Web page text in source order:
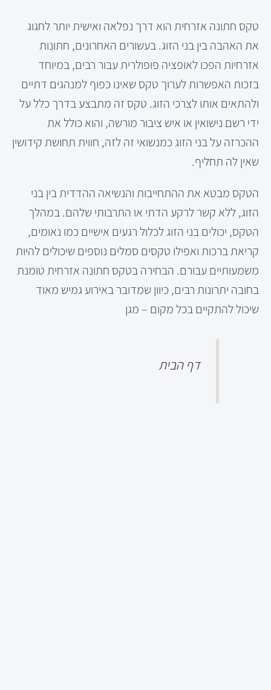
טקס חתונה אזרחית הוא דרך נפלאה ואישית יותר לחגוג
את האהבה בין בני הזוג. בעשורים האחרונים, חתונות
אזרחיות הפכו לאופציה פופולרית עבור רבים, במיוחד
בזכות האפשרות לערוך טקס שאינו כפוף למנהגים דתיים
ולהתאים אותו לצרכי הזוג. טקס זה מתבצע בדרך כלל על
ידי רשם נישואין או איש ציבור מורשה, והוא כולל את
ההכרזה על בני הזוג כמנשואי זה לזה, חווית תחושת קידושין
שאין לה תחליף.
הטקס מבטא את ההתחייבות והנשיאה ההדדית בין בני
הזוג, ללא קשר לרקע הדתי או התרבותי שלהם. במהלך
הטקס, יכולים בני הזוג לכלול רגעים אישיים כמו נאומים,
קריאת ברכות ואפילו טקסים סמלים נוספים שיכולים להיות
משמעותיים עבורם. הבחירה בטקס חתונה אזרחית טומנת
בחובה יתרונות רבים, כיוון שמדובר באירוע גמיש מאוד
שיכול להתקיים בכל מקום – מגן
דף הבית